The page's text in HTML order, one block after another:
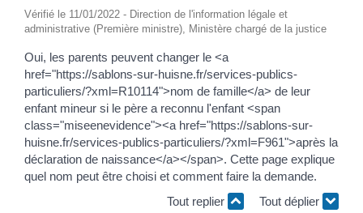
Vérifié le 11/01/2022 - Direction de l'information légale et
administrative (Première ministre), Ministère chargé de la justice
Oui, les parents peuvent changer le <a
href="https://sablons-sur-huisne.fr/services-publics-
particuliers/?xml=R10114">nom de famille</a> de leur
enfant mineur si le père a reconnu l'enfant <span
class="miseenevidence"><a href="https://sablons-sur-
huisne.fr/services-publics-particuliers/?xml=F961">après la
déclaration de naissance</a></span>. Cette page explique
quel nom peut être choisi et comment faire la demande.
Tout replier
Tout déplier